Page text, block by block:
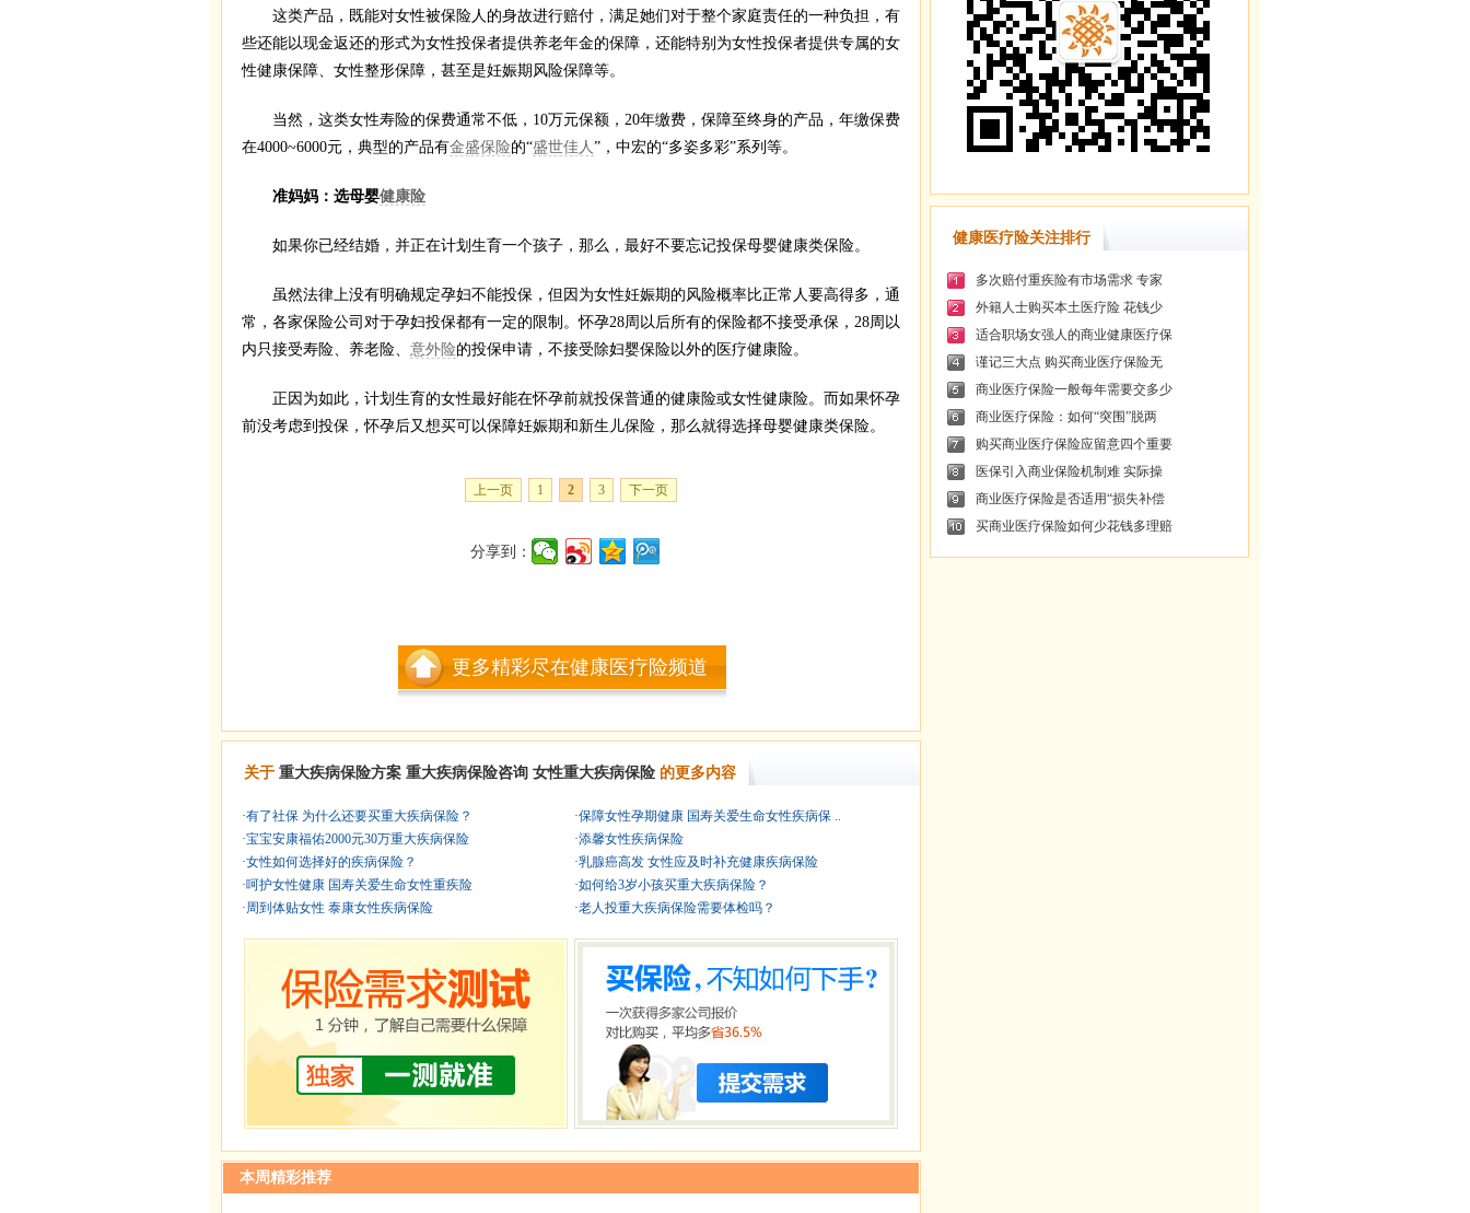
这类产品，既能对女性被保险人的身故进行赔付，满足她们对于整个家庭责任的一种负担，有
些还能以现金返还的形式为女性投保者提供养老年金的保障，还能特别为女性投保者提供专属的女
性健康保障、女性整形保障，甚至是妊娠期风险保障等。
当然，这类女性寿险的保费通常不低，10万元保额，20年缴费，保障至终身的产品，年缴保费
在4000~6000元，典型的产品有金盛保险的“盛世佳人”，中宏的“多姿多彩”系列等。
准妈妈：选母婴健康险
如果你已经结婚，并正在计划生育一个孩子，那么，最好不要忘记投保母婴健康类保险。
虽然法律上没有明确规定孕妇不能投保，但因为女性妊娠期的风险概率比正常人要高得多，通
常，各家保险公司对于孕妇投保都有一定的限制。怀孕28周以后所有的保险都不接受承保，28周以
内只接受寿险、养老险、 意外险的投保申请，不接受除妇婴保险以外的医疗健康险。
正因为如此，计划生育的女性最好能在怀孕前就投保普通的健康险或女性健康险。而如果怀孕
前没考虑到投保，怀孕后又想买可以保障妊娠期和新生儿保险，那么就得选择母婴健康类保险。
上一页 1 2 3 下一页
分享到：
更多精彩尽在健康医疗险频道
关于 重大疾病保险方案 重大疾病保险咨询 女性重大疾病保险 的更多内容
·有了社保 为什么还要买重大疾病保险？
·宝宝安康福佑2000元30万重大疾病保险
·女性如何选择好的疾病保险？
·呵护女性健康 国寿关爱生命女性重疾险
·周到体贴女性 泰康女性疾病保险
·保障女性孕期健康 国寿关爱生命女性疾病保 ..
·添馨女性疾病保险
·乳腺癌高发 女性应及时补充健康疾病保险
·如何给3岁小孩买重大疾病保险？
·老人投重大疾病保险需要体检吗？
本周精彩推荐
健康医疗险关注排行
多次赔付重疾险有市场需求 专家
外籍人士购买本土医疗险 花钱少
适合职场女强人的商业健康医疗保
谨记三大点 购买商业医疗保险无
商业医疗保险一般每年需要交多少
商业医疗保险：如何“突围”脱两
购买商业医疗保险应留意四个重要
医保引入商业保险机制难 实际操
商业医疗保险是否适用“损失补偿
买商业医疗保险如何少花钱多理赔